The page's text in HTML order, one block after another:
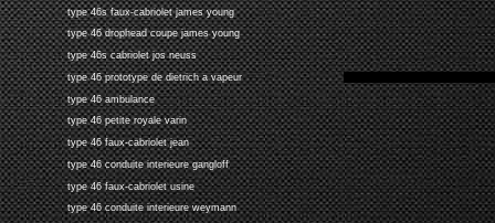
type 46s faux-cabriolet james young
type 46 drophead coupe james young
type 46s cabriolet jos neuss
type 46 prototype de dietrich a vapeur
type 46 ambulance
type 46 petite royale varin
type 46 faux-cabriolet jean
type 46 conduite interieure gangloff
type 46 faux-cabriolet usine
type 46 conduite interieure weymann